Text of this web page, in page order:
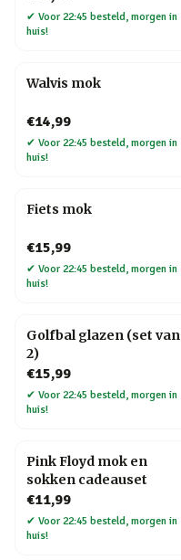
✔ Voor 22:45 besteld, morgen in
huis!
Walvis mok
€14,99
✔ Voor 22:45 besteld, morgen in
huis!
Fiets mok
€15,99
✔ Voor 22:45 besteld, morgen in
huis!
Golfbal glazen (set van
2)
€15,99
✔ Voor 22:45 besteld, morgen in
huis!
Pink Floyd mok en
sokken cadeauset
€11,99
✔ Voor 22:45 besteld, morgen in
huis!